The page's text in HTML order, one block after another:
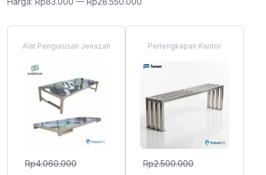
Alat Pengurusan Jenazah
Rp4.060.000Harga
Perlengkapan Kantor
Rp2.500.000Harga